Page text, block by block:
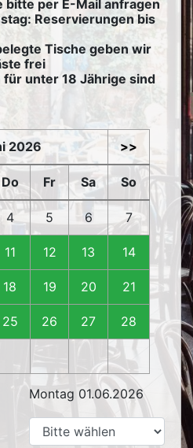
bitte per E-Mail anfragen
Reservierungen bis
Tische geben wir
frei
unter 18 Jährige sind
2026 >>
Do Fr Sa So
4 5 6 7
11 12 13 14
18 19 20 21
25 26 27 28
Montag 01.06.2026